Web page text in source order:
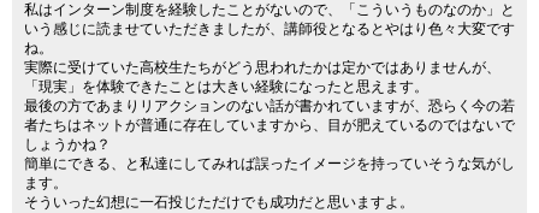
私はインターン制度を経験したことがないので、「こういうものなのか」と
いう感じに読ませていただきましたが、講師役となるとやはり色々大変です
ね。
実際に受けていた高校生たちがどう思われたかは定かではありませんが、
「現実」を体験できたことは大きい経験になったと思えます。
最後の方であまりリアクションのない話が書かれていますが、恐らく今の若
者たちはネットが普通に存在していますから、目が肥えているのではないで
しょうかね？
簡単にできる、と私達にしてみれば誤ったイメージを持っていそうな気がし
ます。
そういった幻想に一石投じただけでも成功だと思いますよ。